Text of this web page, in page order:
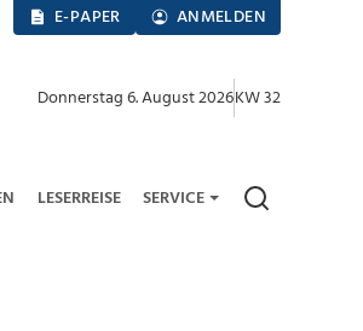
E-PAPER ANMELDEN
Donnerstag 6. August 2026KW 32
LESERREISE SERVICE